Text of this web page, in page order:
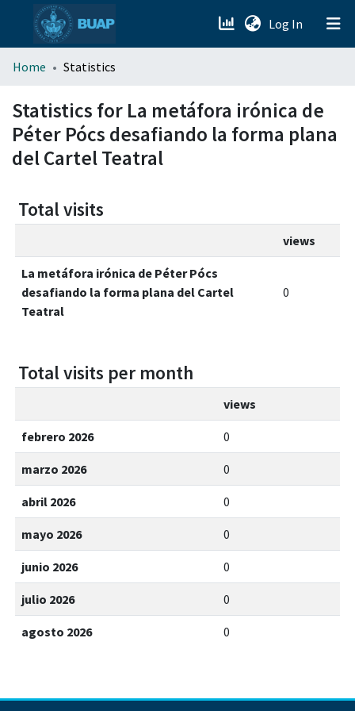
Log In (current)
menu.section.about_menu
All of DSpace
Home Statistics
Statistics for La metáfora irónica de
Péter Pócs desafiando la forma plana
del Cartel Teatral
Total visits
views
La metáfora irónica de Péter Pócs
desafiando la forma plana del Cartel
Teatral
0
Total visits per month
views
febrero 2026 0
marzo 2026 0
abril 2026 0
mayo 2026 0
junio 2026 0
julio 2026 0
agosto 2026 0